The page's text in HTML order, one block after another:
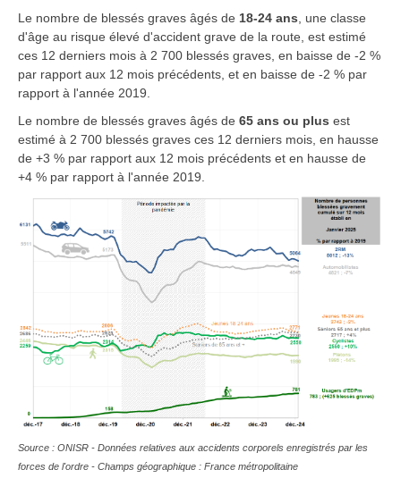
Le nombre de blessés graves âgés de 18-24 ans, une classe
d'âge au risque élevé d'accident grave de la route, est estimé
ces 12 derniers mois à 2 700 blessés graves, en baisse de -2 %
par rapport aux 12 mois précédents, et en baisse de -2 % par
rapport à l'année 2019.
Le nombre de blessés graves âgés de 65 ans ou plus est
estimé à 2 700 blessés graves ces 12 derniers mois, en hausse
de +3 % par rapport aux 12 mois précédents et en hausse de
+4 % par rapport à l'année 2019.
Source : ONISR - Données relatives aux accidents corporels enregistrés par les
forces de l'ordre - Champs géographique : France métropolitaine